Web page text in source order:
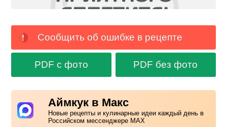
Сообщить об ошибке в рецепте
PDF с фото PDF без фото
Аймкук в Макс
Новые рецепты и кулинарные идеи каждый день в
Российском мессенджере MAX